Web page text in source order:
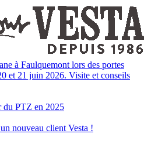
à Faulquemont lors des portes
et 21 juin 2026. Visite et conseils
du PTZ en 2025
nouveau client Vesta !